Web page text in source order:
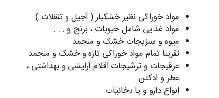
مواد خوراکی نظیر خشکبار ( آجیل و تنقلات )
مواد غذایی شامل حبوبات ، برنج و . . .
میوه و سبزیجات خشک و منجمد
تقریبا تمام مواد خوراکی تازه و خشک و منجمد
عرقیجات و ترشیجات اقلام آرایشی و بهداشتی ،
عطر و ادکلن
انواع دارو و یا دخانیات